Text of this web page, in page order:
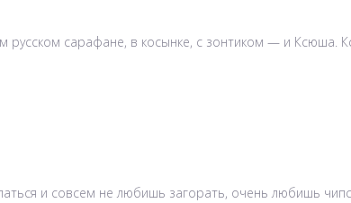
сарафане, в косынке, с зонтиком — и Ксюша.
и совсем не любишь загорать, очень любишь